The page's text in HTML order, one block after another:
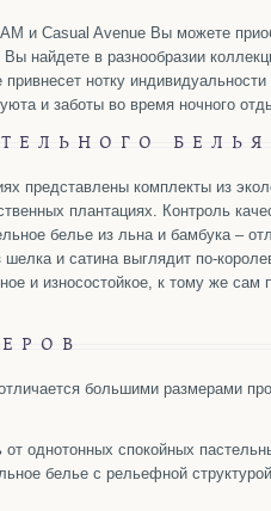
и Casual Avenue Вы можете
найдете в разнообразии
нотку
и заботы во время ночного
БЕЛЬЯ
представлены комплекты из
плантациях. Контроль
белье из льна и бамбука –
и сатина выглядит по-
и износостойкое, к тому же сам
большими размерами
однотонных спокойных
белье с рельефной